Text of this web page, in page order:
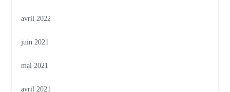
avril 2022
juin 2021
mai 2021
avril 2021